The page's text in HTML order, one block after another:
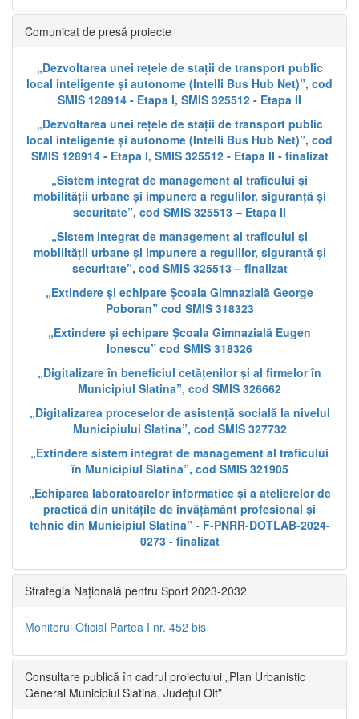
Comunicat de presă proiecte
„Dezvoltarea unei rețele de stații de transport public
local inteligente și autonome (Intelli Bus Hub Net)”, cod
SMIS 128914 - Etapa I, SMIS 325512 - Etapa II
„Dezvoltarea unei rețele de stații de transport public
local inteligente și autonome (Intelli Bus Hub Net)”, cod
SMIS 128914 - Etapa I, SMIS 325512 - Etapa II - finalizat
„Sistem integrat de management al traficului și
mobilității urbane și impunere a regulilor, siguranță și
securitate”, cod SMIS 325513 – Etapa II
„Sistem integrat de management al traficului și
mobilității urbane și impunere a regulilor, siguranță și
securitate”, cod SMIS 325513 – finalizat
„Extindere și echipare Școala Gimnazială George
Poboran” cod SMIS 318323
„Extindere și echipare Școala Gimnazială Eugen
Ionescu” cod SMIS 318326
„Digitalizare în beneficiul cetățenilor și al firmelor în
Municipiul Slatina”, cod SMIS 326662
„Digitalizarea proceselor de asistență socială la nivelul
Municipiului Slatina”, cod SMIS 327732
„Extindere sistem integrat de management al traficului
în Municipiul Slatina”, cod SMIS 321905
„Echiparea laboratoarelor informatice și a atelierelor de
practică din unitățile de învățământ profesional și
tehnic din Municipiul Slatina” - F-PNRR-DOTLAB-2024-
0273 - finalizat
Strategia Națională pentru Sport 2023-2032
Monitorul Oficial Partea I nr. 452 bis
Consultare publică în cadrul proiectului „Plan Urbanistic
General Municipiul Slatina, Județul Olt”